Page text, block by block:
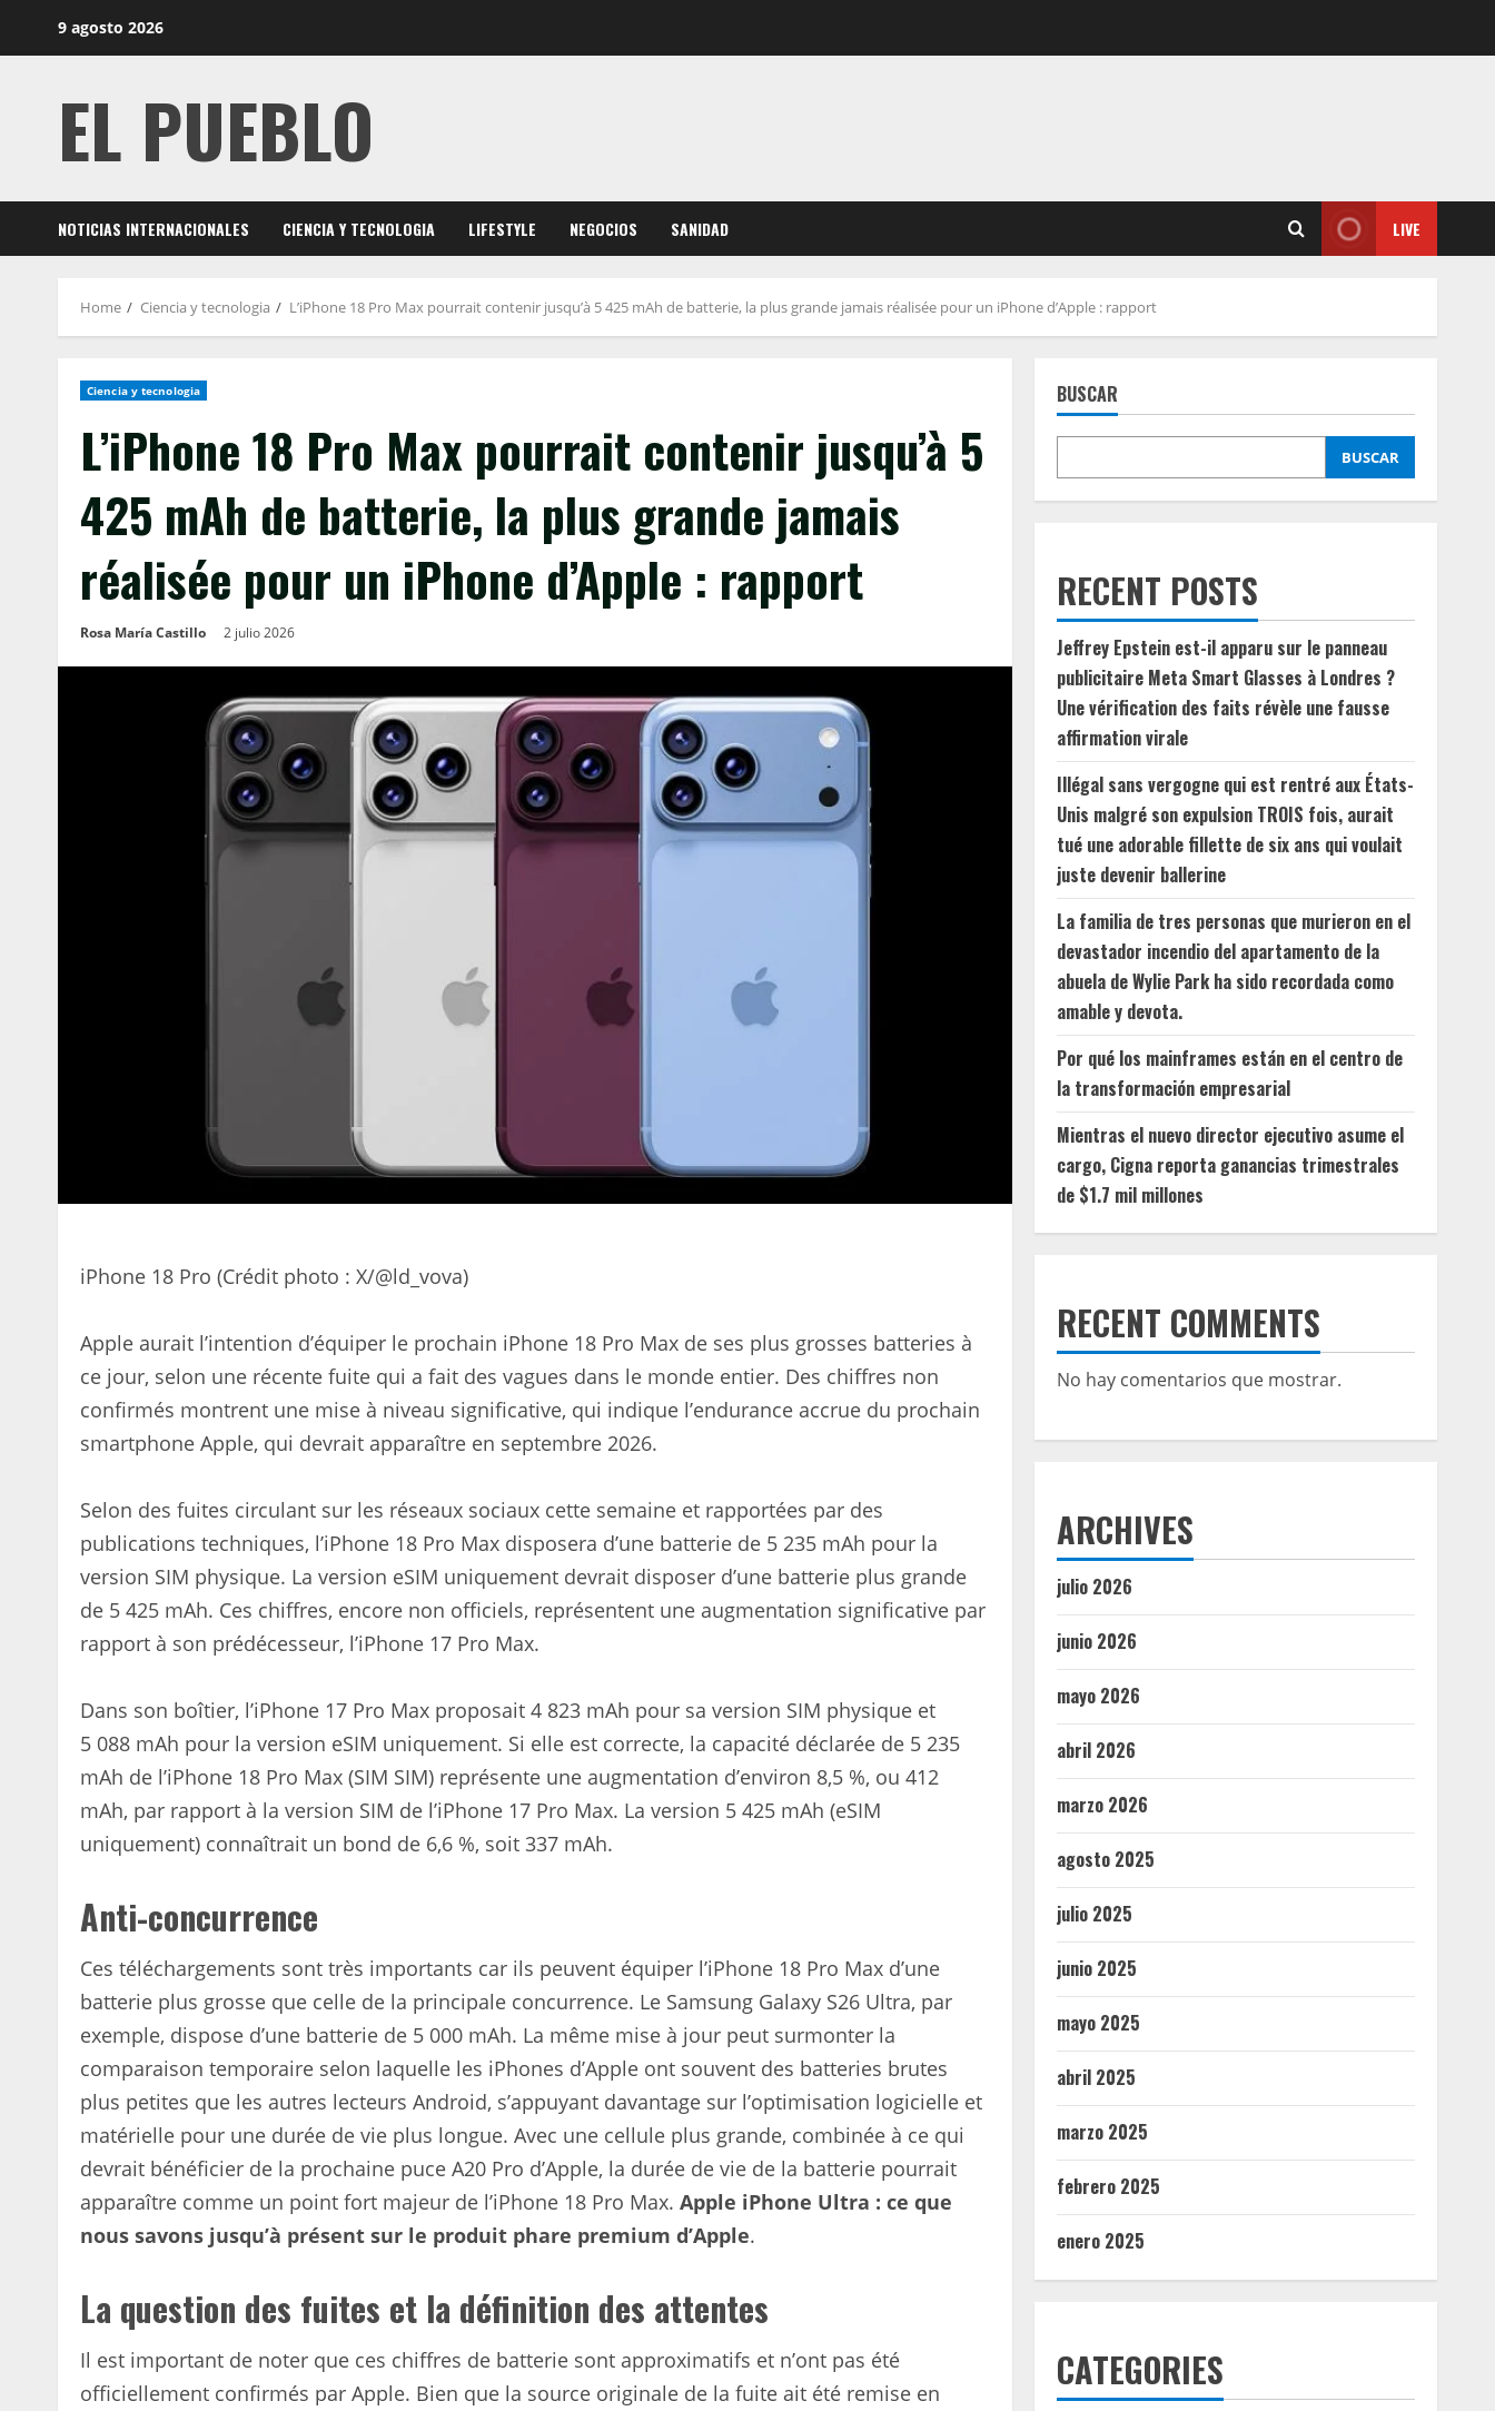
9 agosto 2026
EL PUEBLO
NOTICIAS INTERNACIONALES CIENCIA Y TECNOLOGIA LIFESTYLE NEGOCIOS SANIDAD LIVE
Home Ciencia y tecnologia L’iPhone 18 Pro Max pourrait contenir jusqu’à 5 425 mAh de batterie, la plus grande jamais réalisée pour un iPhone d’Apple : rapport
Ciencia y tecnologia
L’iPhone 18 Pro Max pourrait contenir jusqu’à 5
425 mAh de batterie, la plus grande jamais
réalisée pour un iPhone d’Apple : rapport
Rosa María Castillo 2 julio 2026
iPhone 18 Pro (Crédit photo : X/@ld_vova)
Apple aurait l’intention d’équiper le prochain iPhone 18 Pro Max de ses plus grosses batteries à
ce jour, selon une récente fuite qui a fait des vagues dans le monde entier. Des chiffres non
confirmés montrent une mise à niveau significative, qui indique l’endurance accrue du prochain
smartphone Apple, qui devrait apparaître en septembre 2026.
Selon des fuites circulant sur les réseaux sociaux cette semaine et rapportées par des
publications techniques, l’iPhone 18 Pro Max disposera d’une batterie de 5 235 mAh pour la
version SIM physique. La version eSIM uniquement devrait disposer d’une batterie plus grande
de 5 425 mAh. Ces chiffres, encore non officiels, représentent une augmentation significative par
rapport à son prédécesseur, l’iPhone 17 Pro Max.
Dans son boîtier, l’iPhone 17 Pro Max proposait 4 823 mAh pour sa version SIM physique et
5 088 mAh pour la version eSIM uniquement. Si elle est correcte, la capacité déclarée de 5 235
mAh de l’iPhone 18 Pro Max (SIM SIM) représente une augmentation d’environ 8,5 %, ou 412
mAh, par rapport à la version SIM de l’iPhone 17 Pro Max. La version 5 425 mAh (eSIM
uniquement) connaîtrait un bond de 6,6 %, soit 337 mAh.
Anti-concurrence
Ces téléchargements sont très importants car ils peuvent équiper l’iPhone 18 Pro Max d’une
batterie plus grosse que celle de la principale concurrence. Le Samsung Galaxy S26 Ultra, par
exemple, dispose d’une batterie de 5 000 mAh. La même mise à jour peut surmonter la
comparaison temporaire selon laquelle les iPhones d’Apple ont souvent des batteries brutes
plus petites que les autres lecteurs Android, s’appuyant davantage sur l’optimisation logicielle et
matérielle pour une durée de vie plus longue. Avec une cellule plus grande, combinée à ce qui
devrait bénéficier de la prochaine puce A20 Pro d’Apple, la durée de vie de la batterie pourrait
apparaître comme un point fort majeur de l’iPhone 18 Pro Max. Apple iPhone Ultra : ce que
nous savons jusqu’à présent sur le produit phare premium d’Apple.
La question des fuites et la définition des attentes
Il est important de noter que ces chiffres de batterie sont approximatifs et n’ont pas été
officiellement confirmés par Apple. Bien que la source originale de la fuite ait été remise en
BUSCAR
BUSCAR
RECENT POSTS
Jeffrey Epstein est-il apparu sur le panneau
publicitaire Meta Smart Glasses à Londres ?
Une vérification des faits révèle une fausse
affirmation virale
Illégal sans vergogne qui est rentré aux États-
Unis malgré son expulsion TROIS fois, aurait
tué une adorable fillette de six ans qui voulait
juste devenir ballerine
La familia de tres personas que murieron en el
devastador incendio del apartamento de la
abuela de Wylie Park ha sido recordada como
amable y devota.
Por qué los mainframes están en el centro de
la transformación empresarial
Mientras el nuevo director ejecutivo asume el
cargo, Cigna reporta ganancias trimestrales
de $1.7 mil millones
RECENT COMMENTS
No hay comentarios que mostrar.
ARCHIVES
julio 2026
junio 2026
mayo 2026
abril 2026
marzo 2026
agosto 2025
julio 2025
junio 2025
mayo 2025
abril 2025
marzo 2025
febrero 2025
enero 2025
CATEGORIES